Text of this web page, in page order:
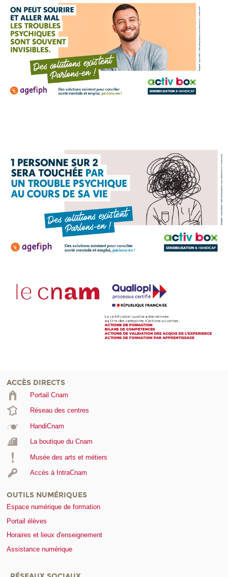
ACCÈS DIRECTS
Portail Cnam
Réseau des centres
HandiCnam
La boutique du Cnam
Musée des arts et métiers
Accès à IntraCnam
OUTILS NUMÉRIQUES
Espace numérique de formation
Portail élèves
Horaires et lieux d'enseignement
Assistance numérique